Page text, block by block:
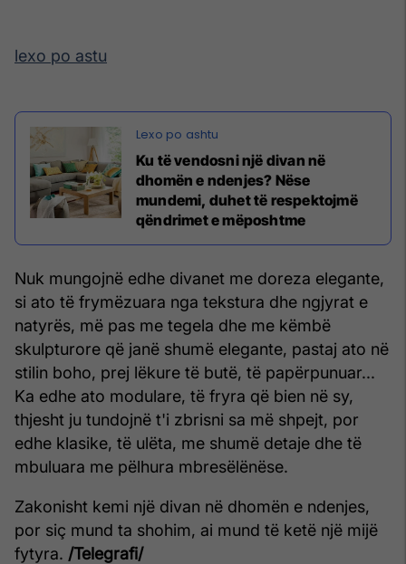
lexo po astu
Ku të vendosni një divan në
dhomën e ndenjes? Nëse
mundemi, duhet të respektojmë
qëndrimet e mëposhtme
Nuk mungojnë edhe divanet me doreza elegante,
si ato të frymëzuara nga tekstura dhe ngjyrat e
natyrës, më pas me tegela dhe me këmbë
skulpturore që janë shumë elegante, pastaj ato në
stilin boho, prej lëkure të butë, të papërpunuar...
Ka edhe ato modulare, të fryra që bien në sy,
thjesht ju tundojnë t'i zbrisni sa më shpejt, por
edhe klasike, të ulëta, me shumë detaje dhe të
mbuluara me pëlhura mbresëlënëse.
Zakonisht kemi një divan në dhomën e ndenjes,
por siç mund ta shohim, ai mund të ketë një mijë
fytyra. /Telegrafi/